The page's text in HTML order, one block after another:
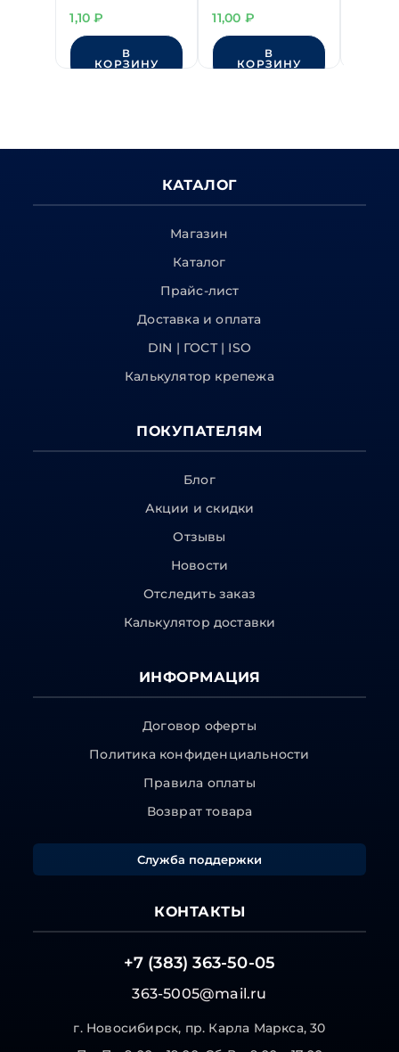
1,10₽
В
КОРЗИНУ
11,00 ₽
В
КОРЗИНУ
КАТАЛОГ
Магазин
Каталог
Прайс-лист
Доставка и оплата
DIN | ГОСТ | ISO
Калькулятор крепежа
ПОКУПАТЕЛЯМ
Блог
Акции и скидки
Отзывы
Новости
Отследить заказ
Калькулятор доставки
ИНФОРМАЦИЯ
Договор оферты
Политика конфиденциальности
Правила оплаты
Возврат товара
Служба поддержки
КОНТАКТЫ
+7 (383) 363-50-05
363-5005@mail.ru
г. Новосибирск, пр. Карла Маркса, 30